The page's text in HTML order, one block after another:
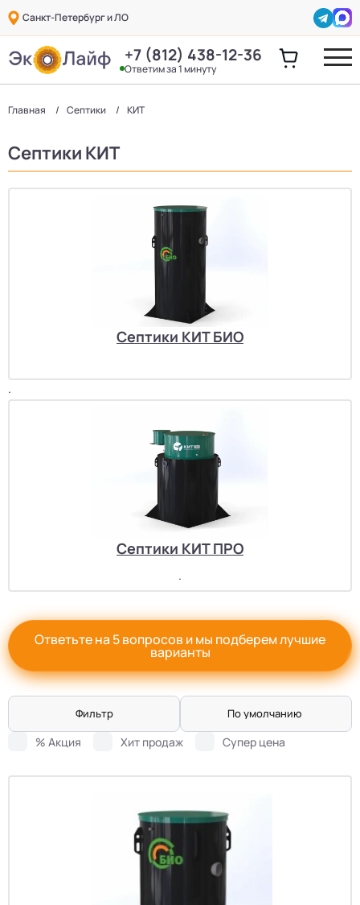
Санкт-Петербург и ЛО
+7 (812) 438-12-36
Ответим за 1 минуту
Главная Септики КИТ
Септики КИТ
Септики КИТ БИО
.
Септики КИТ ПРО
.
Ответьте на 5 вопросов и мы подберем лучшие
варианты
Фильтр По умолчанию
% Акция Хит продаж Супер цена